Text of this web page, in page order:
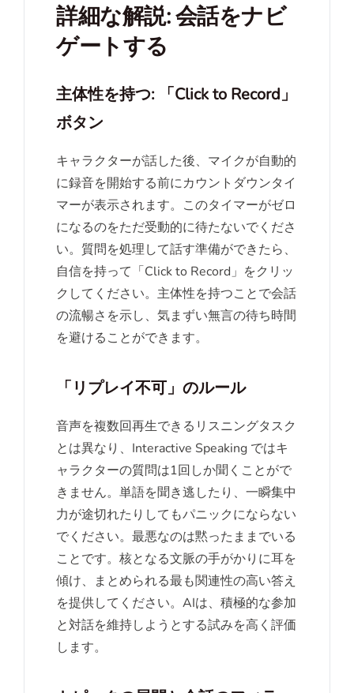
詳細な解説: 会話をナビ
ゲートする
主体性を持つ: 「Click to Record」
ボタン
キャラクターが話した後、マイクが自動的
に録音を開始する前にカウントダウンタイ
マーが表示されます。このタイマーがゼロ
になるのをただ受動的に待たないでくださ
い。質問を処理して話す準備ができたら、
自信を持って「Click to Record」をクリッ
クしてください。主体性を持つことで会話
の流暢さを示し、気まずい無言の待ち時間
を避けることができます。
「リプレイ不可」のルール
音声を複数回再生できるリスニングタスク
とは異なり、Interactive Speaking ではキ
ャラクターの質問は1回しか聞くことがで
きません。単語を聞き逃したり、一瞬集中
力が途切れたりしてもパニックにならない
でください。最悪なのは黙ったままでいる
ことです。核となる文脈の手がかりに耳を
傾け、まとめられる最も関連性の高い答え
を提供してください。AIは、積極的な参加
と対話を維持しようとする試みを高く評価
します。